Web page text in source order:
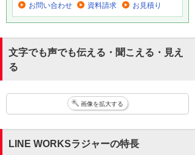
お問い合わせ 資料請求 お見積り
文字でも声でも伝える・聞こえる・見え
る
画像を拡大する
LINE WORKSラジャーの特長